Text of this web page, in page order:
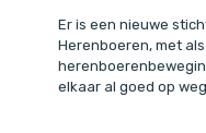
Er is een nieuwe
Herenboeren, met
elkaar al goed op